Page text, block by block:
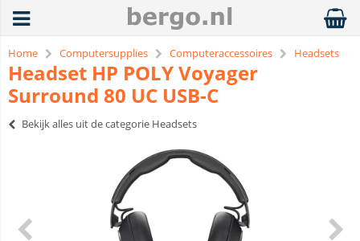
Home Computersupplies Computeraccessoires Headsets
Headset HP POLY Voyager
Surround 80 UC USB-C
Bekijk alles uit de categorie Headsets